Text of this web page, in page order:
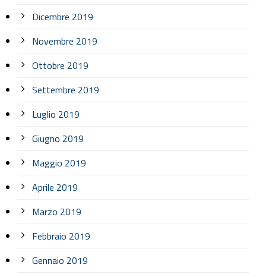
Dicembre 2019
Novembre 2019
Ottobre 2019
Settembre 2019
Luglio 2019
Giugno 2019
Maggio 2019
Aprile 2019
Marzo 2019
Febbraio 2019
Gennaio 2019